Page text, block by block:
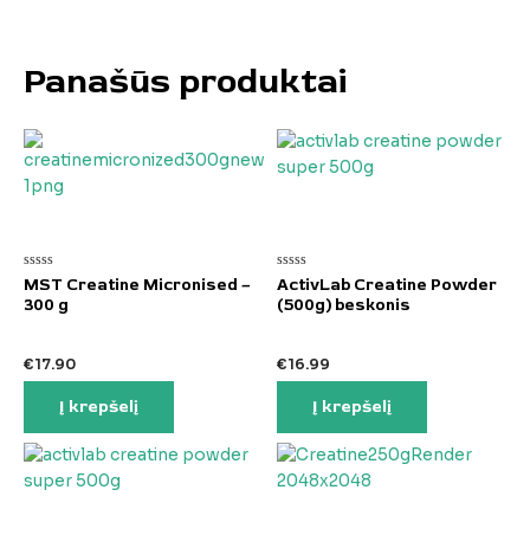
Panašūs produktai
Įvertinimas:
0
iš
MST Creatine Micronised –
300 g
€17.90
Į krepšelį
Įvertinimas:
0
iš
ActivLab Creatine Powder
(500g) beskonis
€16.99
Į krepšelį